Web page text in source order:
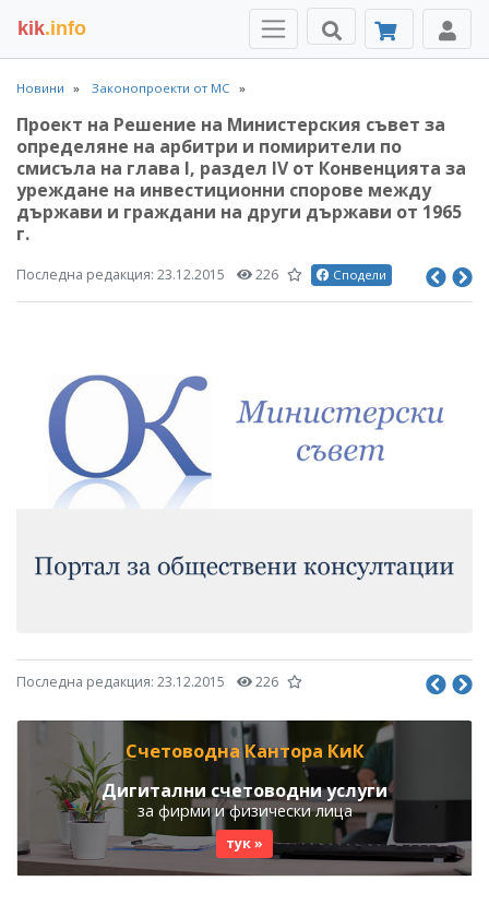
kik.info
Новини Законопроекти от МС
Проект на Решение на Министерския съвет за
определяне на арбитри и помирители по
смисъла на глава I, раздел IV от Конвенцията за
уреждане на инвестиционни спорове между
държави и граждани на други държави от 1965
г.
Последна редакция: 23.12.2015 226 Сподели
Последна редакция: 23.12.2015 226
Счетоводна Кантора КиК
Дигитални счетоводни услуги
за фирми и физически лица
тук »